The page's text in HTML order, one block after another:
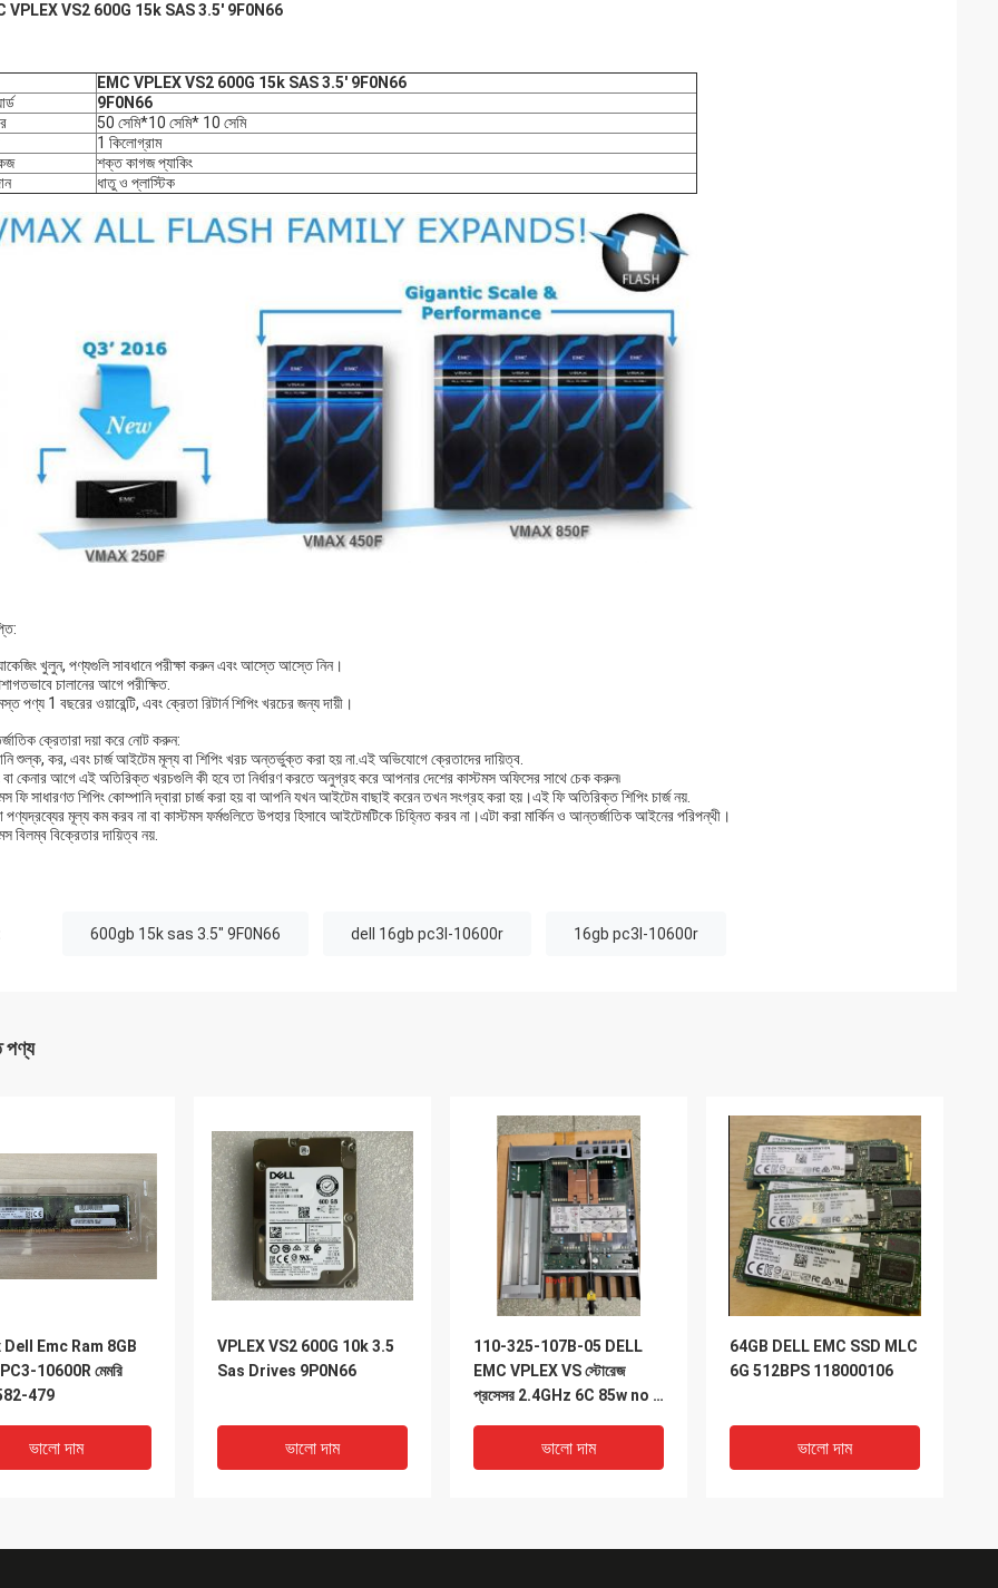
VPLEX VS2 600G 15k SAS 3.5' 9F0N66
EMC VPLEX VS2 600G 15k SAS 3.5' 9F0N66
9F0N66
50 সেমি*10 সেমি* 10 সেমি
1 কিলোগ্রাম
শক্ত কাগজ প্যাকিং
ধাতু ও প্লাস্টিক
খুলুন, পণ্যগুলি সাবধানে পরীক্ষা করুন এবং আস্তে আস্তে নিন।
চালানের আগে পরীক্ষিত.
পণ্য 1 বছরের ওয়ারেন্টি, এবং ক্রেতা রিটার্ন শিপিং খরচের জন্য দায়ী।
ক্রেতারা দয়া করে নোট করুন:
শুল্ক, কর, এবং চার্জ আইটেম মূল্য বা শিপিং খরচ অন্তর্ভুক্ত করা হয় না.এই অভিযোগে ক্রেতাদের দায়িত্ব.
বা কেনার আগে এই অতিরিক্ত খরচগুলি কী হবে তা নির্ধারণ করতে অনুগ্রহ করে আপনার দেশের কাস্টমস অফিসের সাথে চেক করুন৷
ফি সাধারণত শিপিং কোম্পানি দ্বারা চার্জ করা হয় বা আপনি যখন আইটেম বাছাই করেন তখন সংগ্রহ করা হয়।এই ফি অতিরিক্ত শিপিং চার্জ নয়.
মূল্য কম করব না বা কাস্টমস ফর্মগুলিতে উপহার হিসাবে আইটেমটিকে চিহ্নিত করব না।এটা করা মার্কিন ও আন্তর্জাতিক আইনের পরিপন্থী।
বিলম্ব বিক্রেতার দায়িত্ব নয়.
600gb 15k sas 3.5" 9F0N66 dell 16gb pc3l-10600r 16gb pc3l-10600r
পণ্য
Emc Ram 8GB
10600R মেমরি
479
ভালো দাম
VPLEX VS2 600G 10k 3.5
Sas Drives 9P0N66
ভালো দাম
110-325-107B-05 DELL
EMC VPLEX VS স্টোরেজ
প্রসেসর 2.4GHz 6C 85w no /
ভালো দাম
64GB DELL EMC SSD MLC
6G 512BPS 118000106
ভালো দাম